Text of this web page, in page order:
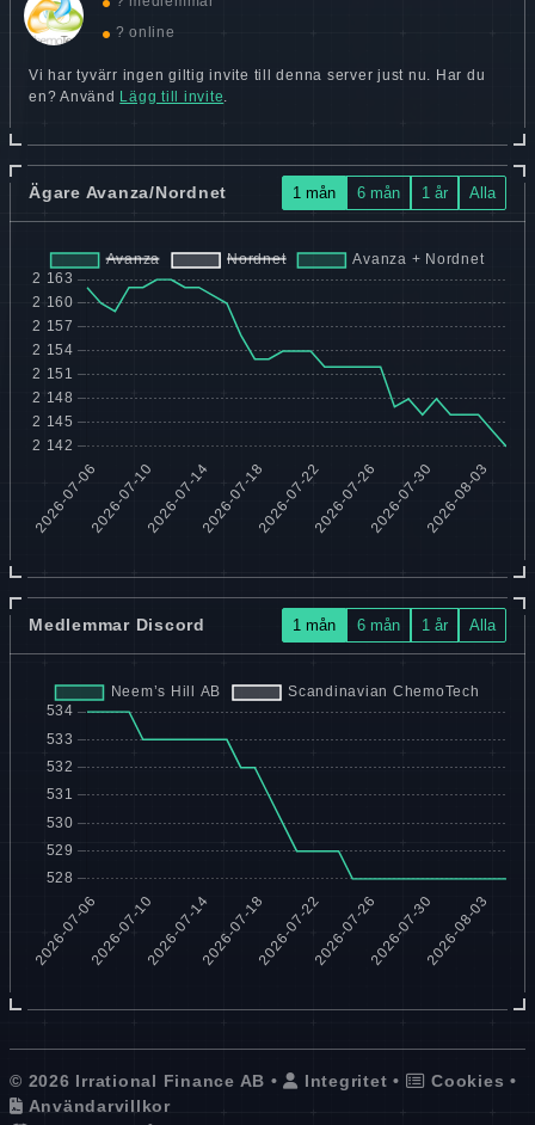
? online
Vi har tyvärr ingen giltig invite till denna server just nu. Har du
en? Använd Lägg till invite.
Ägare Avanza/Nordnet 1 mån 6 mån 1 år Alla
Medlemmar Discord 1 mån 6 mån 1 år Alla
© 2026 Irrational Finance AB • Integritet • Cookies •
Användarvillkor